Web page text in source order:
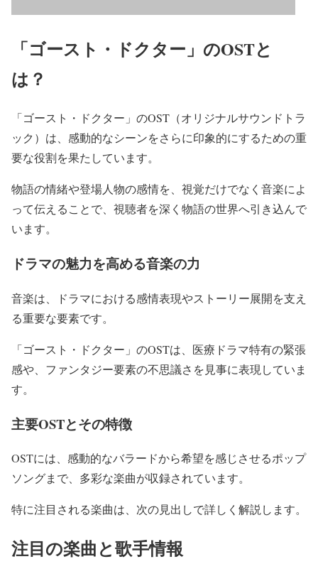
「ゴースト・ドクター」のOSTと
は？
「ゴースト・ドクター」のOST（オリジナルサウンドトラ
ック）は、感動的なシーンをさらに印象的にするための重
要な役割を果たしています。
物語の情緒や登場人物の感情を、視覚だけでなく音楽によ
って伝えることで、視聴者を深く物語の世界へ引き込んで
います。
ドラマの魅力を高める音楽の力
音楽は、ドラマにおける感情表現やストーリー展開を支え
る重要な要素です。
「ゴースト・ドクター」のOSTは、医療ドラマ特有の緊張
感や、ファンタジー要素の不思議さを見事に表現していま
す。
主要OSTとその特徴
OSTには、感動的なバラードから希望を感じさせるポップ
ソングまで、多彩な楽曲が収録されています。
特に注目される楽曲は、次の見出しで詳しく解説します。
注目の楽曲と歌手情報